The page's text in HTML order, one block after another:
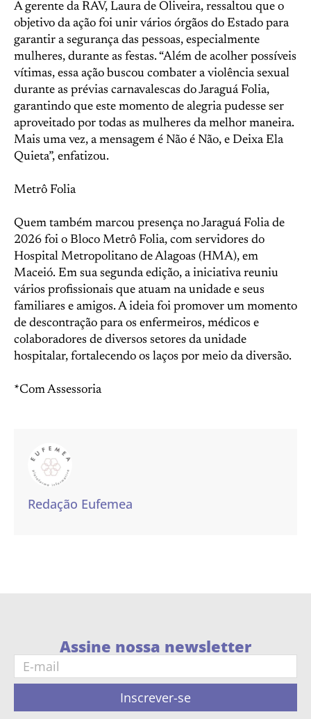
A gerente da RAV, Laura de Oliveira, ressaltou que o
objetivo da ação foi unir vários órgãos do Estado para
garantir a segurança das pessoas, especialmente
mulheres, durante as festas. “Além de acolher possíveis
vítimas, essa ação buscou combater a violência sexual
durante as prévias carnavalescas do Jaraguá Folia,
garantindo que este momento de alegria pudesse ser
aproveitado por todas as mulheres da melhor maneira.
Mais uma vez, a mensagem é Não é Não, e Deixa Ela
Quieta”, enfatizou.
Metrô Folia
Quem também marcou presença no Jaraguá Folia de
2026 foi o Bloco Metrô Folia, com servidores do
Hospital Metropolitano de Alagoas (HMA), em
Maceió. Em sua segunda edição, a iniciativa reuniu
vários profissionais que atuam na unidade e seus
familiares e amigos. A ideia foi promover um momento
de descontração para os enfermeiros, médicos e
colaboradores de diversos setores da unidade
hospitalar, fortalecendo os laços por meio da diversão.
*Com Assessoria
Redação Eufemea
Assine nossa newsletter
Inscrever-se